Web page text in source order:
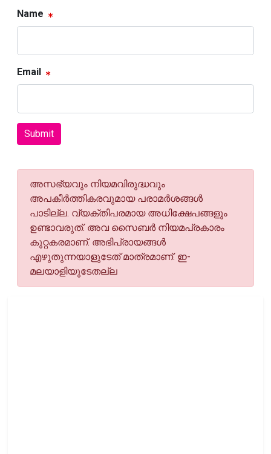
Name
Email
Submit
അസഭ്യവും നിയമവിരുദ്ധവും
അപകീര്‍ത്തികരവുമായ പരാമര്‍ശങ്ങള്‍
പാടില്ല. വ്യക്തിപരമായ അധിക്ഷേപങ്ങളും
ഉണ്ടാവരുത്. അവ സൈബര്‍ നിയമപ്രകാരം
കുറ്റകരമാണ്. അഭിപ്രായങ്ങള്‍
എഴുതുന്നയാളുടേത് മാത്രമാണ്. ഇ-
മലയാളിയുടേതല്ല